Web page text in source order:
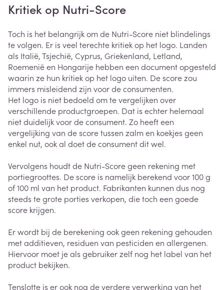
Kritiek op Nutri-Score
Toch is het belangrijk om de Nutri-Score niet blindelings
te volgen. Er is veel terechte kritiek op het logo. Landen
als Italië, Tsjechië, Cyprus, Griekenland, Letland,
Roemenië en Hongarije hebben een document opgesteld
waarin ze hun kritiek op het logo uiten. De score zou
immers misleidend zijn voor de consumenten.
Het logo is niet bedoeld om te vergelijken over
verschillende productgroepen. Dat is echter helemaal
niet duidelijk voor de consument. Zo heeft een
vergelijking van de score tussen zalm en koekjes geen
enkel nut, ook al doet de consument dit wel.
Vervolgens houdt de Nutri-Score geen rekening met
portiegroottes. De score is namelijk berekend voor 100 g
of 100 ml van het product. Fabrikanten kunnen dus nog
steeds te grote porties verkopen, die toch een goede
score krijgen.
Er wordt bij de berekening ook geen rekening gehouden
met additieven, residuen van pesticiden en allergenen.
Hiervoor moet je als gebruiker zelf nog het label van het
product bekijken.
Tenslotte is er ook nog de verdere verwerking van het